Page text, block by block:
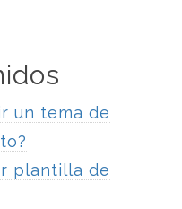
un tema de
plantilla de